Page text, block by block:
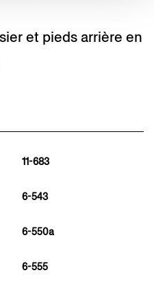
et pieds arrière en
11-683
6-543
6-550a
6-555